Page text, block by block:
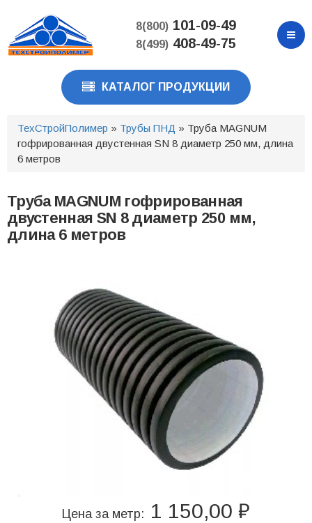
основному
содержанию
8(800)101-09-49
8(499)408-49-75
КАТАЛОГ ПРОДУКЦИИ
ТехСтройПолимер » Трубы ПНД » Труба MAGNUM
гофрированная двустенная SN 8 диаметр 250 мм, длина
6 метров
Труба MAGNUM гофрированная
двустенная SN 8 диаметр 250 мм,
длина 6 метров
Цена за метр: 1 150,00 ₽